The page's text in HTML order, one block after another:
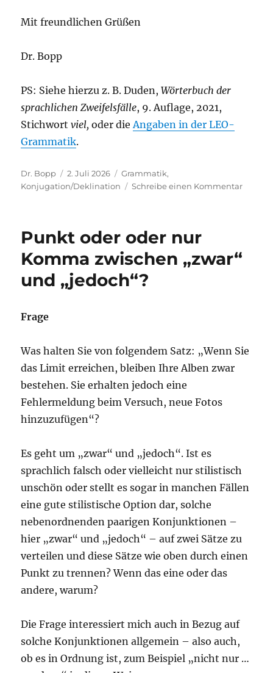
Mit freundlichen Grüßen
Dr. Bopp
PS: Siehe hierzu z. B. Duden,Wörterbuch der
sprachlichen Zweifelsfälle, 9. Auflage, 2021,
Stichwortviel,oder dieAngaben in der LEO-
Grammatik.
Autor
Dr. Bopp
Veröffentlicht
am
2. Juli 2026 Kategorien
Grammatik,
Konjugation/Deklination
Schreibe einen Kommentarzu
Punkt oder oder nur
Komma zwischen „zwar“
und „jedoch“?
Frage
Was halten Sie von folgendem Satz: „Wenn Sie
das Limit erreichen, bleiben Ihre Alben zwar
bestehen. Sie erhalten jedoch eine
Fehlermeldung beim Versuch, neue Fotos
hinzuzufügen“?
Es geht um „zwar“ und „jedoch“. Ist es
sprachlich falsch oder vielleicht nur stilistisch
unschön oder stellt es sogar in manchen Fällen
eine gute stilistische Option dar, solche
nebenordnenden paarigen Konjunktionen –
hier „zwar“ und „jedoch“ – auf zwei Sätze zu
verteilen und diese Sätze wie oben durch einen
Punkt zu trennen? Wenn das eine oder das
andere, warum?
Die Frage interessiert mich auch in Bezug auf
solche Konjunktionen allgemein – also auch,
ob es in Ordnung ist, zum Beispiel „nicht nur …